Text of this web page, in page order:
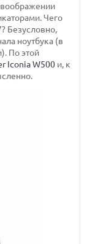
воображении
Чего
Безусловно,
ноутбука (в
По этой
Iconia W500 и, к